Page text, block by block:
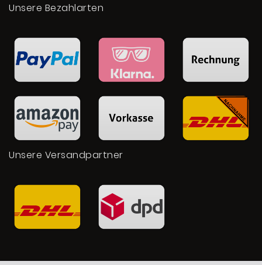
Unsere Bezahlarten
Unsere Versandpartner